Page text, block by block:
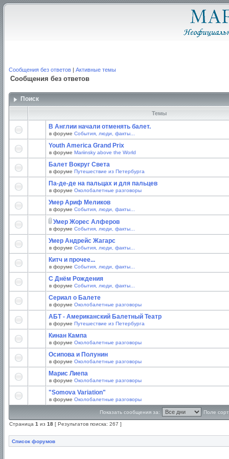
Сообщения без ответов | Активные темы
Сообщения без ответов
Поиск
Темы
В Англии начали отменять балет.
в форуме События, люди, факты...
Youth America Grand Prix
в форуме Mariinsky above the World
Балет Вокруг Света
в форуме Путешествие из Петербурга
Па-де-де на пальцах и для пальцев
в форуме Околобалетные разговоры
Умер Ариф Меликов
в форуме События, люди, факты...
Умер Жорес Алферов
в форуме События, люди, факты...
Умер Андрейс Жагарс
в форуме События, люди, факты...
Китч и прочее...
в форуме События, люди, факты...
С Днём Рождения
в форуме События, люди, факты...
Сериал о Балете
в форуме Околобалетные разговоры
АБТ - Американский Балетный Театр
в форуме Путешествие из Петербурга
Кинан Кампа
в форуме Околобалетные разговоры
Осипова и Полунин
в форуме Околобалетные разговоры
Марис Лиепа
в форуме Околобалетные разговоры
"Somova Variation"
в форуме Околобалетные разговоры
Показать сообщения за: Поле
Страница 1 из 18 [ Результатов поиска: 267 ]
Список форумов